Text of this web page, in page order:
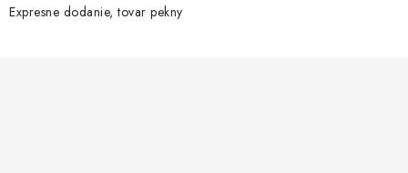
Expresne dodanie, tovar pekny